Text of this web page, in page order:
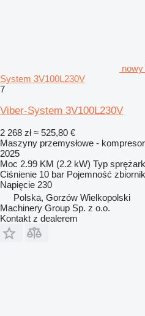
System 3V100L230V
7
Viber-System 3V100L230V
2 268 zł ≈ 525,80 €
Maszyny przemysłowe -
2025
Moc 2.99 KM (2.2 kW) Typ
Ciśnienie 10 bar Pojemność
Napięcie 230
Polska, Gorzów Wielkopolski
Machinery Group Sp. z o.o.
Kontakt z dealerem